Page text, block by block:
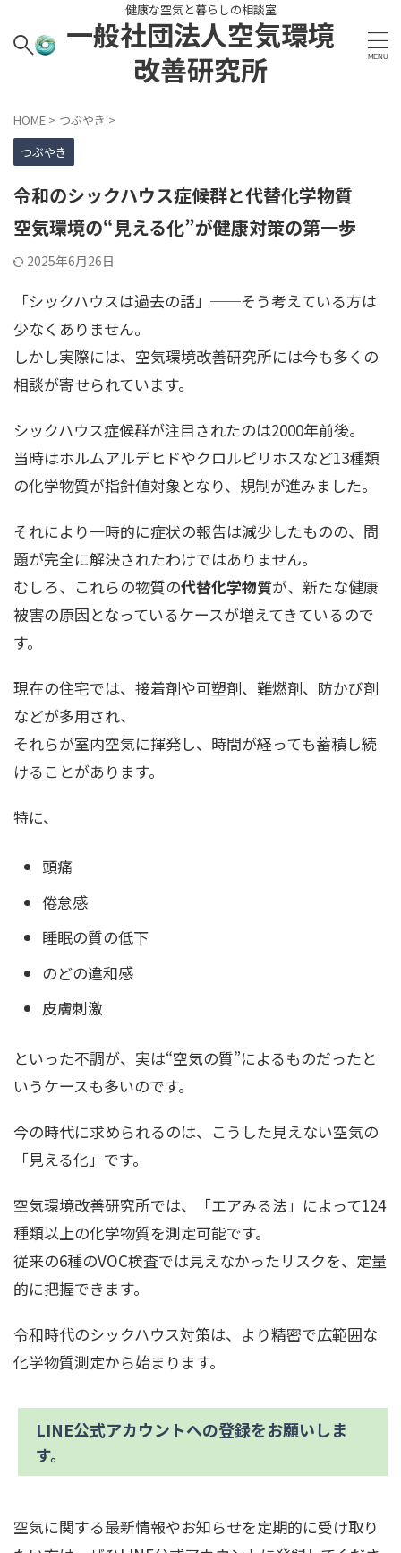
健康な空気と暮らしの相談室
一般社団法人空気環境
改善研究所
HOME > つぶやき >
つぶやき
令和のシックハウス症候群と代替化学物質
空気環境の“見える化”が健康対策の第一歩
2025年6月26日
「シックハウスは過去の話」──そう考えている方は
少なくありません。
しかし実際には、空気環境改善研究所には今も多くの
相談が寄せられています。
シックハウス症候群が注目されたのは2000年前後。
当時はホルムアルデヒドやクロルピリホスなど13種類
の化学物質が指針値対象となり、規制が進みました。
それにより一時的に症状の報告は減少したものの、問
題が完全に解決されたわけではありません。
むしろ、これらの物質の代替化学物質が、新たな健康
被害の原因となっているケースが増えてきているので
す。
現在の住宅では、接着剤や可塑剤、難燃剤、防かび剤
などが多用され、
それらが室内空気に揮発し、時間が経っても蓄積し続
けることがあります。
特に、
頭痛
倦怠感
睡眠の質の低下
のどの違和感
皮膚刺激
といった不調が、実は“空気の質”によるものだったと
いうケースも多いのです。
今の時代に求められるのは、こうした見えない空気の
「見える化」です。
空気環境改善研究所では、「エアみる法」によって124
種類以上の化学物質を測定可能です。
従来の6種のVOC検査では見えなかったリスクを、定量
的に把握できます。
令和時代のシックハウス対策は、より精密で広範囲な
化学物質測定から始まります。
LINE公式アカウントへの登録をお願いしま
す。
空気に関する最新情報やお知らせを定期的に受け取り